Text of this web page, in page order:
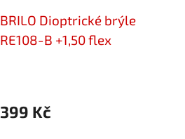
BRILO Dioptrické brýle
RE108-B +1,50 flex
399 Kč